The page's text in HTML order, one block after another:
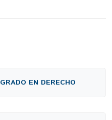
GRADO EN DERECHO